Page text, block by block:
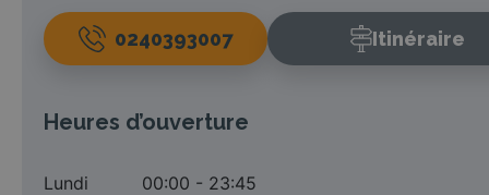
0240393007 Itinéraire
Heures d’ouverture
Lundi
00:00 - 23:45